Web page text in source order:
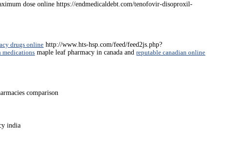
dose online https://endmedicaldebt.com/tenofovir-disoproxil-
drugs online http://www.hts-hsp.com/feed/feed2js.php?
medications maple leaf pharmacy in canada andreputable canadian online
comparison
india